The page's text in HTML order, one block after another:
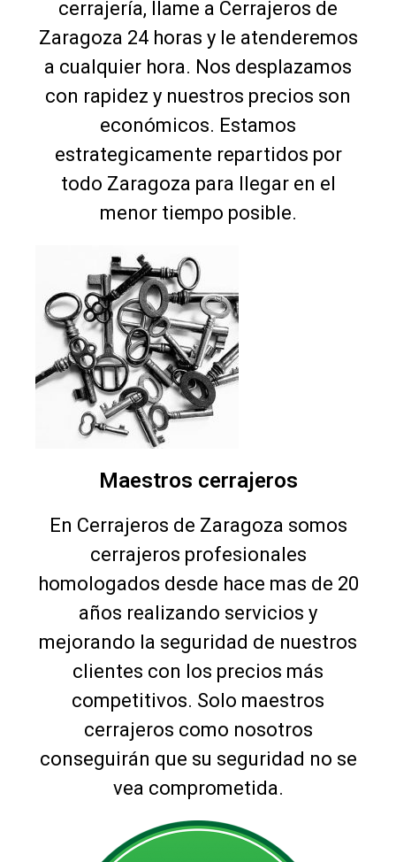
cerrajería, llame a Cerrajeros de
Zaragoza 24 horas y le atenderemos
a cualquier hora. Nos desplazamos
con rapidez y nuestros precios son
económicos. Estamos
estrategicamente repartidos por
todo Zaragoza para llegar en el
menor tiempo posible.
Maestros cerrajeros
En Cerrajeros de Zaragoza somos
cerrajeros profesionales
homologados desde hace mas de 20
años realizando servicios y
mejorando la seguridad de nuestros
clientes con los precios más
competitivos. Solo maestros
cerrajeros como nosotros
conseguirán que su seguridad no se
vea comprometida.